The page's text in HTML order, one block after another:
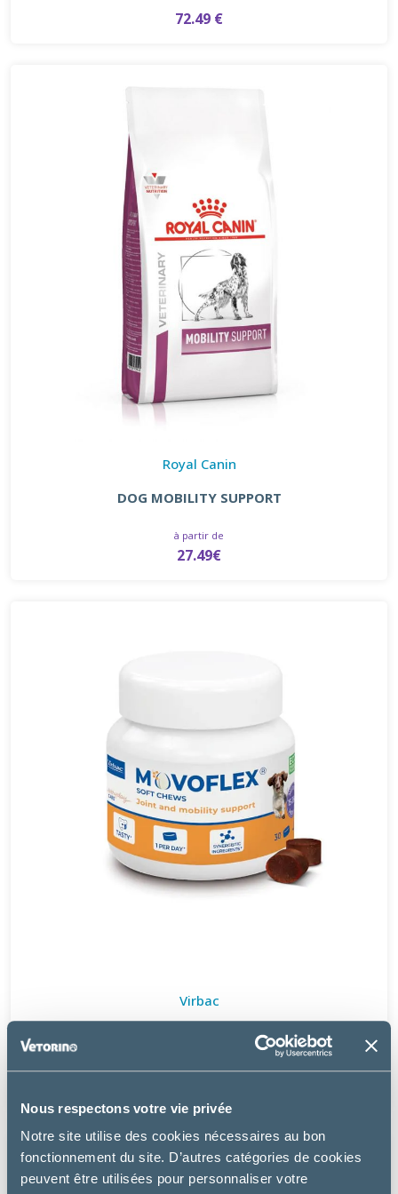
Nous respectons votre vie privée
Notre site utilise des cookies nécessaires au bon
fonctionnement du site. D’autres catégories de cookies
peuvent être utilisées pour personnaliser votre
72.49 €
Royal Canin
DOG MOBILITY SUPPORT
à partir de
27.49€
Virbac
MOVOFLEX COMPLÈMENT SOUTIEN ARTICULAIRE M -